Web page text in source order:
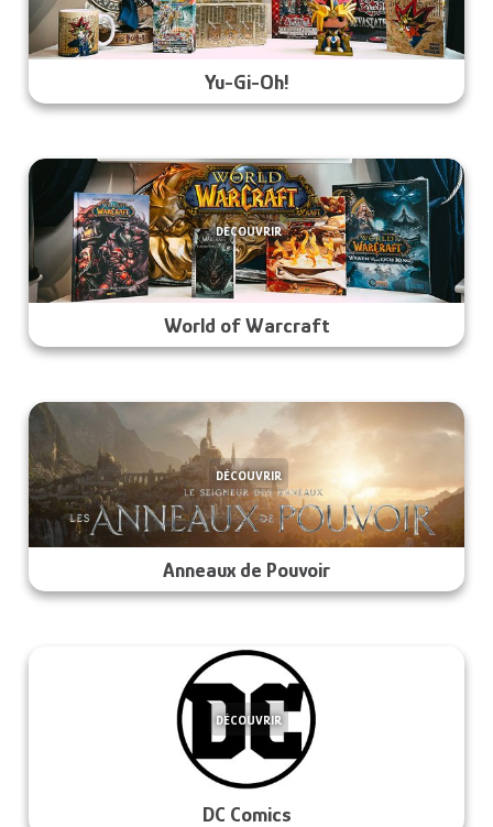
Yu-Gi-Oh!
World of Warcraft
DÉCOUVRIR
Anneaux de Pouvoir
DÉCOUVRIR
DC Comics
DÉCOUVRIR